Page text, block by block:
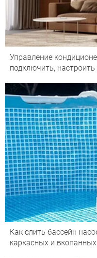
Управление
подключить,
Как слить бассейн
каркасных и вкопанных